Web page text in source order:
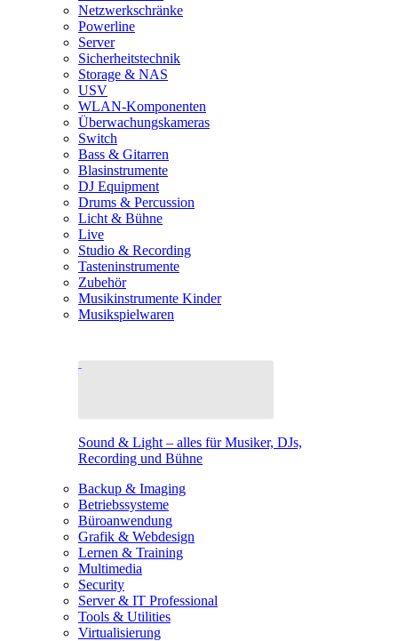
Netzwerkschränke
Powerline
Server
Sicherheitstechnik
Storage & NAS
USV
WLAN-Komponenten
Überwachungskameras
Switch
Bass & Gitarren
Blasinstrumente
DJ Equipment
Drums & Percussion
Licht & Bühne
Live
Studio & Recording
Tasteninstrumente
Zubehör
Musikinstrumente Kinder
Musikspielwaren
Sound & Light – alles für Musiker, DJs,
Recording und Bühne
Backup & Imaging
Betriebssysteme
Büroanwendung
Grafik & Webdesign
Lernen & Training
Multimedia
Security
Server & IT Professional
Tools & Utilities
Virtualisierung